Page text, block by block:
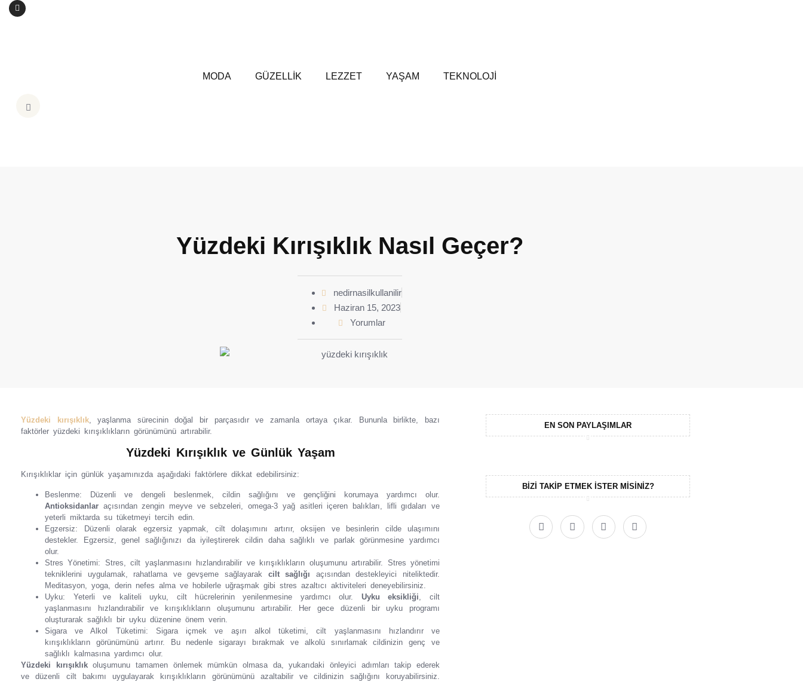
MODA GÜZELLİK LEZZET YAŞAM TEKNOLOJİ
Yüzdeki Kırışıklık Nasıl Geçer?
nedirnasilkullanilir
Haziran 15, 2023
Yorumlar
Yüzdeki kırışıklık, yaşlanma sürecinin doğal bir parçasıdır ve zamanla ortaya çıkar. Bununla birlikte, bazı
faktörler yüzdeki kırışıklıkların görünümünü artırabilir.
Yüzdeki Kırışıklık ve Günlük Yaşam
Kırışıklıklar için günlük yaşamınızda aşağıdaki faktörlere dikkat edebilirsiniz:
Beslenme: Düzenli ve dengeli beslenmek, cildin sağlığını ve gençliğini korumaya yardımcı olur.
Antioksidanlar açısından zengin meyve ve sebzeleri, omega-3 yağ asitleri içeren balıkları, lifli gıdaları ve
yeterli miktarda su tüketmeyi tercih edin.
Egzersiz: Düzenli olarak egzersiz yapmak, cilt dolaşımını artırır, oksijen ve besinlerin cilde ulaşımını
destekler. Egzersiz, genel sağlığınızı da iyileştirerek cildin daha sağlıklı ve parlak görünmesine yardımcı
olur.
Stres Yönetimi: Stres, cilt yaşlanmasını hızlandırabilir ve kırışıklıkların oluşumunu artırabilir. Stres yönetimi
tekniklerini uygulamak, rahatlama ve gevşeme sağlayarak cilt sağlığı açısından destekleyici niteliktedir.
Meditasyon, yoga, derin nefes alma ve hobilerle uğraşmak gibi stres azaltıcı aktiviteleri deneyebilirsiniz.
Uyku: Yeterli ve kaliteli uyku, cilt hücrelerinin yenilenmesine yardımcı olur. Uyku eksikliği , cilt
yaşlanmasını hızlandırabilir ve kırışıklıkların oluşumunu artırabilir. Her gece düzenli bir uyku programı
oluşturarak sağlıklı bir uyku düzenine önem verin.
Sigara ve Alkol Tüketimi: Sigara içmek ve aşırı alkol tüketimi, cilt yaşlanmasını hızlandırır ve
kırışıklıkların görünümünü artırır. Bu nedenle sigarayı bırakmak ve alkolü sınırlamak cildinizin genç ve
sağlıklı kalmasına yardımcı olur.
Yüzdeki kırışıklıkoluşumunu tamamen önlemek mümkün olmasa da, yukarıdaki önleyici adımları takip ederek
ve düzenli cilt bakımı uygulayarak kırışıklıkların görünümünü azaltabilir ve cildinizin sağlığını koruyabilirsiniz.
EN SON PAYLAŞIMLAR
BIZI TAKIP ETMEK ISTER MISINIZ?